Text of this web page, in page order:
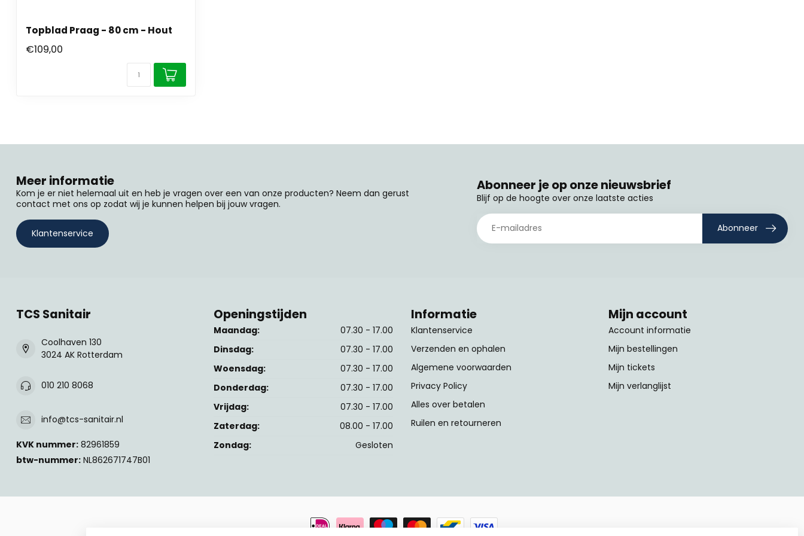
Topblad Praag - 80 cm - Hout
€109,00
Meer informatie
Kom je er niet helemaal uit en heb je vragen over een van onze producten? Neem dan gerust
contact met ons op zodat wij je kunnen helpen bij jouw vragen.
Klantenservice
Abonneer je op onze nieuwsbrief
Blijf op de hoogte over onze laatste acties
Abonneer
TCS Sanitair
Coolhaven 130
3024 AK Rotterdam
010 210 8068
info@tcs-sanitair.nl
KVK nummer: 82961859
btw-nummer: NL862671747B01
Openingstijden
Maandag:
07.30 - 17.00
Dinsdag:
07.30 - 17.00
Woensdag:
07.30 - 17.00
Donderdag:
07.30 - 17.00
Vrijdag:
07.30 - 17.00
Zaterdag:
08.00 - 17.00
Zondag:
Gesloten
Informatie
Klantenservice
Verzenden en ophalen
Algemene voorwaarden
Privacy Policy
Alles over betalen
Ruilen en retourneren
Mijn account
Account informatie
Mijn bestellingen
Mijn tickets
Mijn verlanglijst